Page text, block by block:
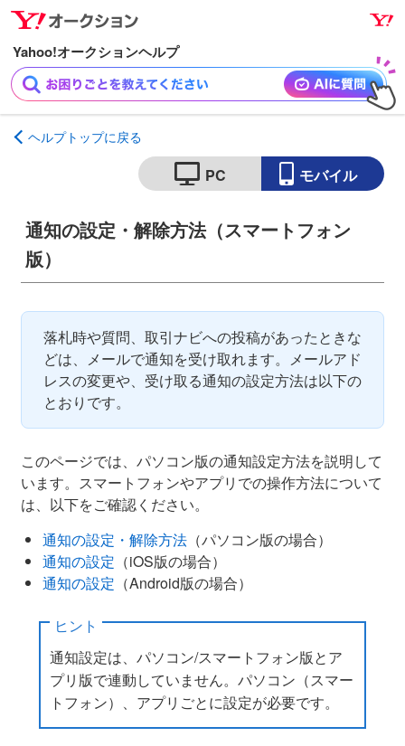
ナ
ビ
ゲ
ー
シ
ョ
ン
メ
イ
ン
コ
ン
テ
ン
プ
ヘルプトップに戻る
PC モバイル
通知の設定・解除方法（スマートフォン
版）
落札時や質問、取引ナビへの投稿があったときな
どは、メールで通知を受け取れます。メールアド
レスの変更や、受け取る通知の設定方法は以下の
とおりです。
このページでは、パソコン版の通知設定方法を説明して
います。スマートフォンやアプリでの操作方法について
は、以下をご確認ください。
通知の設定・解除方法 （パソコン版の場合）
通知の設定 （iOS版の場合）
通知の設定 （Android版の場合）
ヒント
通知設定は、パソコン/スマートフォン版とア
プリ版で連動していません。パソコン（スマー
トフォン）、アプリごとに設定が必要です。